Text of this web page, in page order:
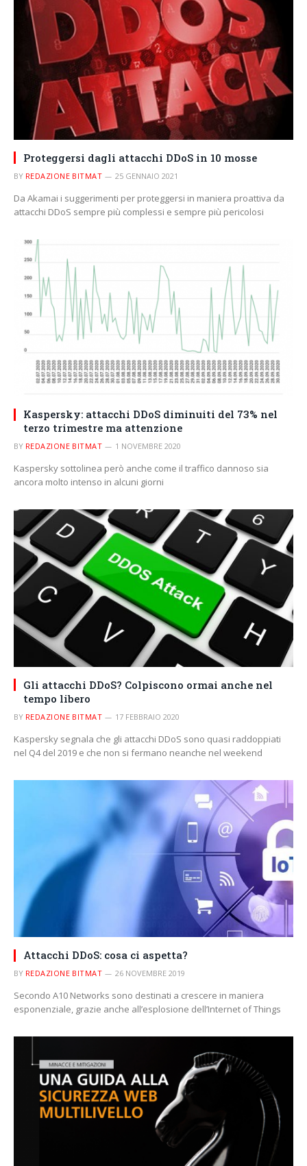
Proteggersi dagli attacchi DDoS in 10 mosse
BY REDAZIONE BITMAT 25 GENNAIO 2021
Da Akamai i suggerimenti per proteggersi in maniera proattiva da
attacchi DDoS sempre più complessi e sempre più pericolosi
Kaspersky: attacchi DDoS diminuiti del 73% nel
terzo trimestre ma attenzione
BY REDAZIONE BITMAT 1 NOVEMBRE 2020
Kaspersky sottolinea però anche come il traffico dannoso sia
ancora molto intenso in alcuni giorni
Gli attacchi DDoS? Colpiscono ormai anche nel
tempo libero
BY REDAZIONE BITMAT 17 FEBBRAIO 2020
Kaspersky segnala che gli attacchi DDoS sono quasi raddoppiati
nel Q4 del 2019 e che non si fermano neanche nel weekend
Attacchi DDoS: cosa ci aspetta?
BY REDAZIONE BITMAT 26 NOVEMBRE 2019
Secondo A10 Networks sono destinati a crescere in maniera
esponenziale, grazie anche all’esplosione dell’Internet of Things